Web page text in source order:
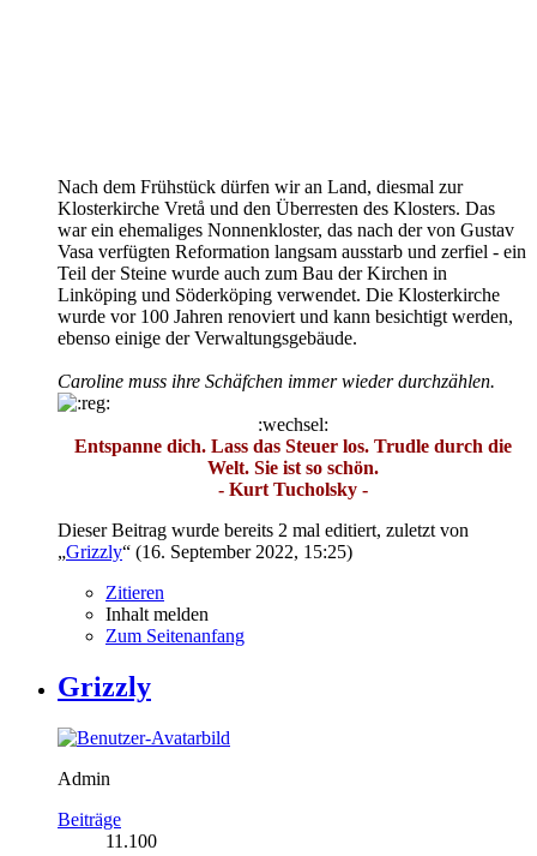
Nach dem Frühstück dürfen wir an Land, diesmal zur
Klosterkirche Vretå und den Überresten des Klosters. Das
war ein ehemaliges Nonnenkloster, das nach der von Gustav
Vasa verfügten Reformation langsam ausstarb und zerfiel - ein
Teil der Steine wurde auch zum Bau der Kirchen in
Linköping und Söderköping verwendet. Die Klosterkirche
wurde vor 100 Jahren renoviert und kann besichtigt werden,
ebenso einige der Verwaltungsgebäude.
Caroline muss ihre Schäfchen immer wieder durchzählen.
:wechsel:
Entspanne dich. Lass das Steuer los. Trudle durch die
Welt. Sie ist so schön.
- Kurt Tucholsky -
Dieser Beitrag wurde bereits 2 mal editiert, zuletzt von
„Grizzly“ (16. September 2022, 15:25)
Zitieren
Inhalt melden
Zum Seitenanfang
Grizzly
Admin
Beiträge
11.100